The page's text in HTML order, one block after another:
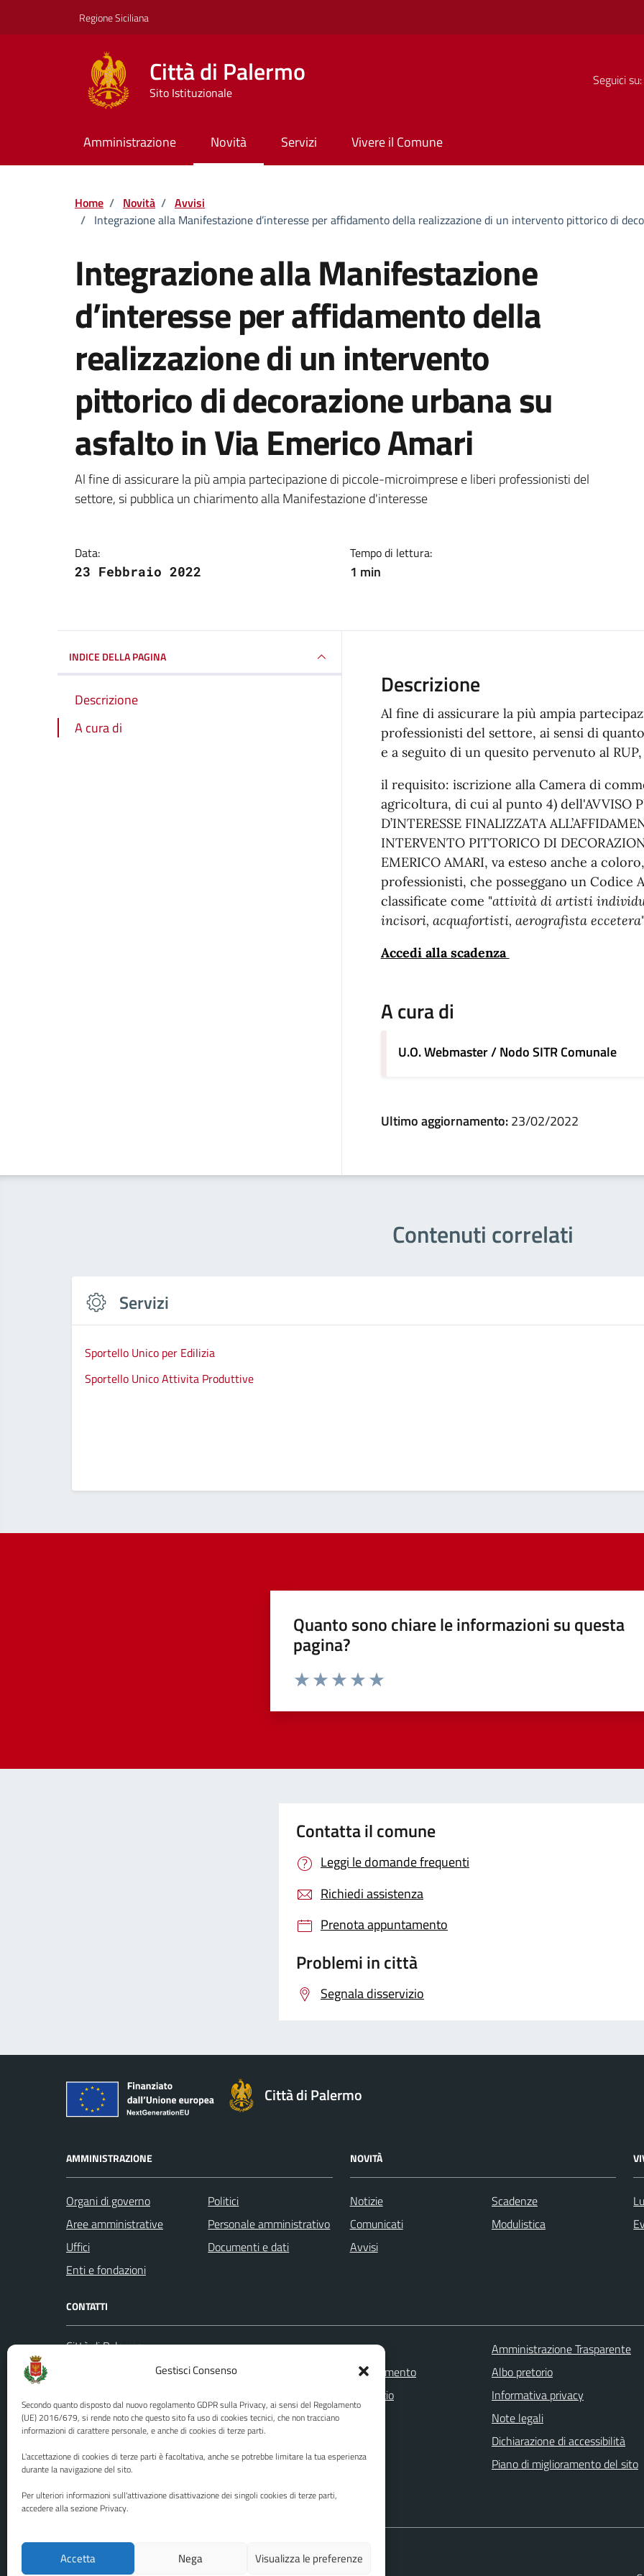
Gestisci Consenso
Secondo quanto disposto dal nuovo regolamento GDPR sulla Privacy, ai sensi del Regolamento
(UE) 2016/679, si rende noto che questo sito fa uso di cookies tecnici, che non tracciano
informazioni di carattere personale, e anche di cookies di terze parti.
L'accettazione di cookies di terze parti è facoltativa, anche se potrebbe limitare la tua esperienza
durante la navigazione del sito.
Per ulteriori informazioni sull'attivazione disattivazione dei singoli cookies di terze parti,
accedere alla sezione Privacy.
Accetta Nega Visualizza le preferenze
Regione Siciliana
Città di Palermo
Sito Istituzionale
Seguici su:
Amministrazione Novità Servizi Vivere il Comune
Home / Novità / Avvisi
/ Integrazione alla Manifestazione d’interesse per affidamento della realizzazione di un intervento pittorico di
Integrazione alla Manifestazione
d’interesse per affidamento della
realizzazione di un intervento
pittorico di decorazione urbana su
asfalto in Via Emerico Amari
Dettagli della notizia
Al fine di assicurare la più ampia partecipazione di piccole-microimprese e liberi professionisti del
settore, si pubblica un chiarimento alla Manifestazione d'interesse
Data:
23 Febbraio 2022
Tempo di lettura:
1 min
INDICE DELLA PAGINA
Descrizione
A cura di
Descrizione
Al fine di assicurare la più ampia
professionisti del settore, ai sensi di
e a seguito di un quesito pervenuto al
il requisito: iscrizione alla Camera di
agricoltura, di cui al punto 4) dell'AVVISO
D’INTERESSE FINALIZZATA
INTERVENTO PITTORICO DI
EMERICO AMARI, va esteso anche a
professionisti, che posseggano un Codice
classificate come "attività di artisti
incisori, acquafortisti, aerografista eccetera
Accedi alla scadenza
A cura di
U.O. Webmaster / Nodo SITR Comunale
Ultimo aggiornamento:23/02/2022
Contenuti correlati
Servizi
Sportello Unico per Edilizia
Sportello Unico Attivita Produttive
Quanto sono chiare le informazioni su questa
pagina?
Contatta il comune
Leggi le domande frequenti
Richiedi assistenza
Prenota appuntamento
Problemi in città
Segnala disservizio
Città di Palermo
AMMINISTRAZIONE
Organi di governo
Aree amministrative
Uffici
Enti e fondazioni
Politici
Personale amministrativo
Documenti e dati
NOVITÀ
Notizie
Comunicati
Avvisi
Scadenze
Modulistica
CONTATTI
Città di Palermo
Codice fiscale / P. IVA:80016350821
U.O. Ufficio Relazioni con il Pubblico
(URP)
Numero verde: 0917401111
PEC:protocollo@cert.comune.palermo.it
Leggi le FAQ
Prenotazione appuntamento
Segnalazione disservizio
Richiesta assistenza
Amministrazione Trasparente
Albo pretorio
Informativa privacy
Note legali
Dichiarazione di accessibilità
Piano di miglioramento del sito
Media policy
Mappa del sito